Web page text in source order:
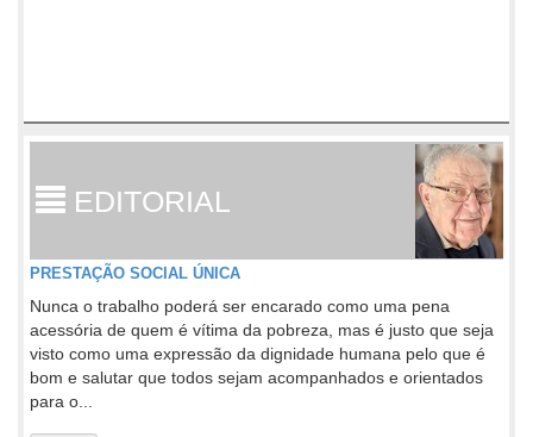
EDITORIAL
PRESTAÇÃO SOCIAL ÚNICA
Nunca o trabalho poderá ser encarado como uma pena
acessória de quem é vítima da pobreza, mas é justo que seja
visto como uma expressão da dignidade humana pelo que é
bom e salutar que todos sejam acompanhados e orientados
para o...